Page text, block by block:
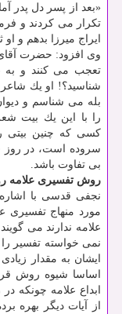
«بعد از پسر دل پدر
تكرار می كردند و
ایراج میرزا بدهم و
وی افزود: حضرت
تعجب می كنند و به
شناسید؟! او یك
بله می شناسم و
را با این یك بیت
كسی كه چنین بیتی
سروده است، در روز
بی تفاوت باشد.
روش تفسیری علامه
نجفی قدسی با
مورد منهاج تفسیری
علامه ندارند می
نمی خواسته تفسیر
ایشان به مقدار
اساسا شیوه روش
ابداع علامه چونكه
از آیات دیگر بهره